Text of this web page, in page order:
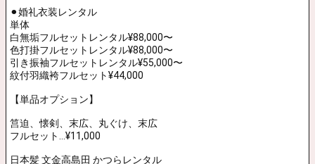
【ヘアメイク担当】
国家資格美容師免許取得者
専属管理美容師1名
【着付け担当】
専属婚礼着付師範1名
合計2名
・土日祝日は、割増料金
・営業時間外早朝延長割増料金